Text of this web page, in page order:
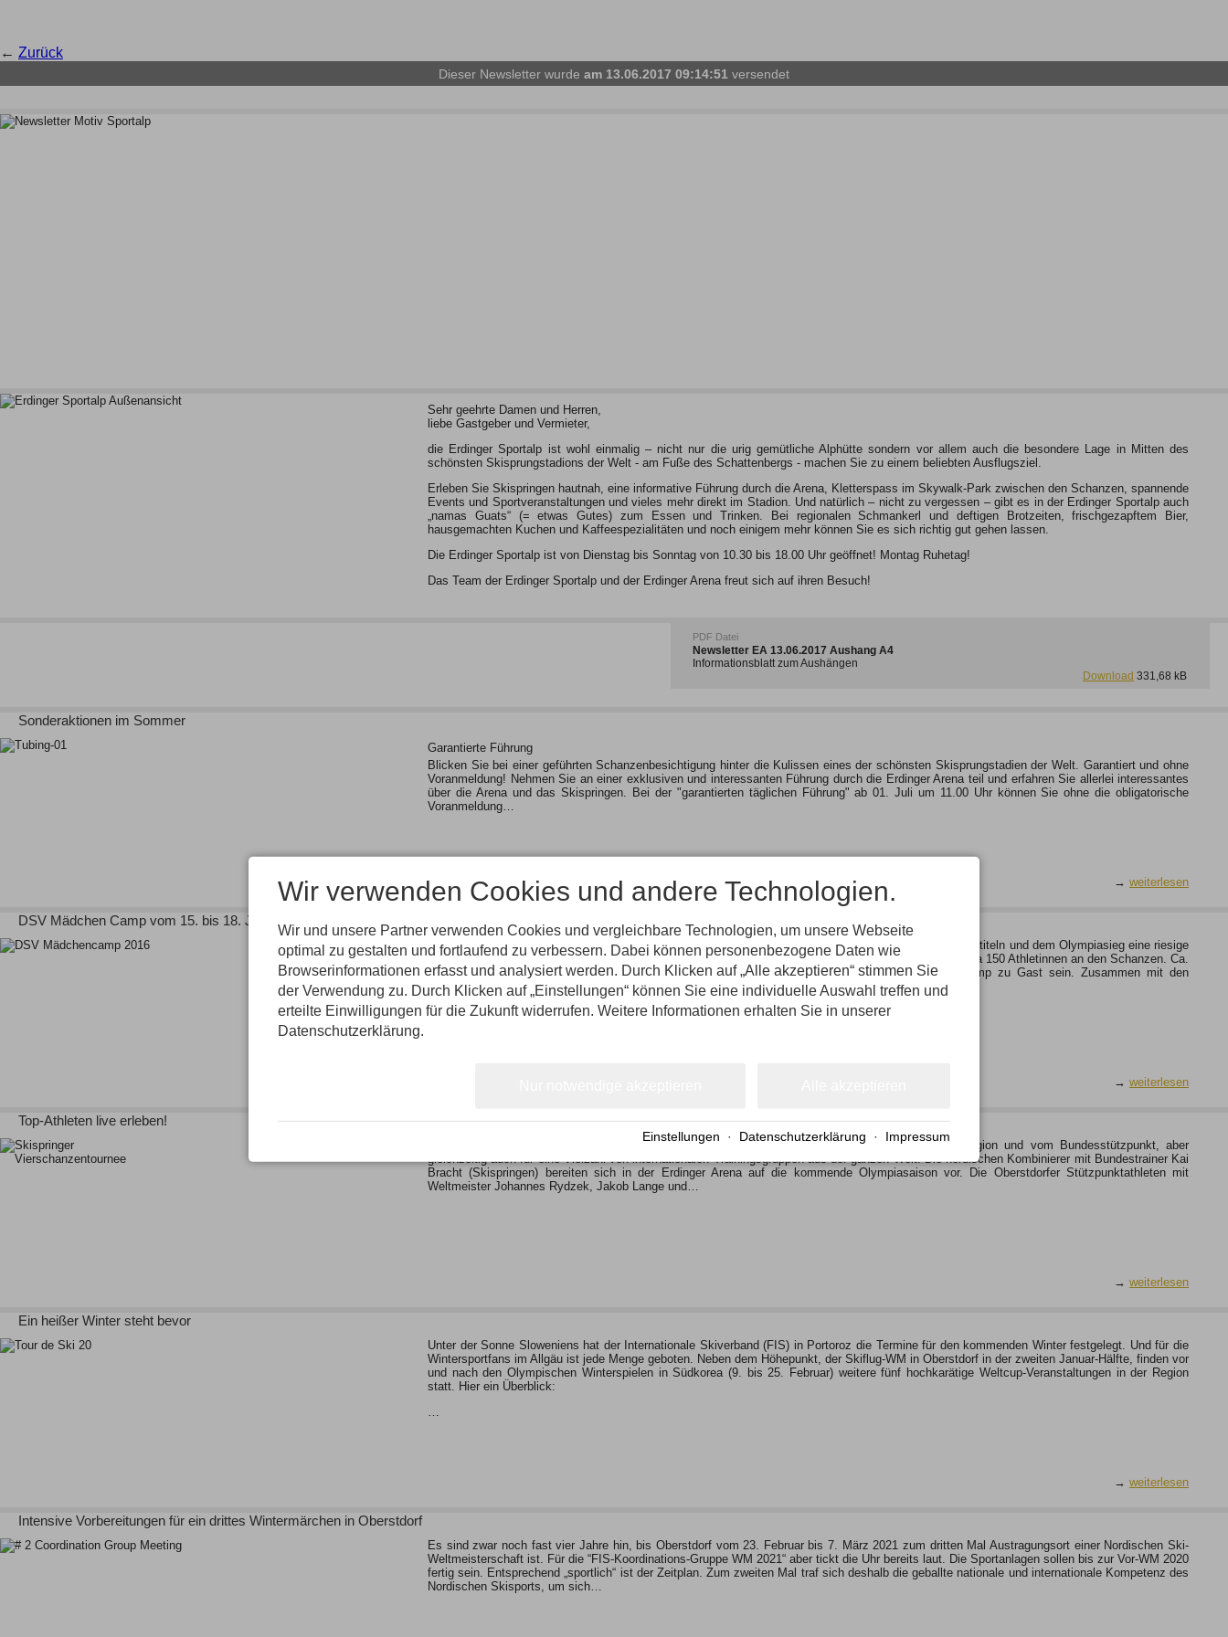
← Zurück
Dieser Newsletter wurde am 13.06.2017 09:14:51 versendet
Sehr geehrte Damen und Herren,
liebe Gastgeber und Vermieter,
die Erdinger Sportalp ist wohl einmalig – nicht nur die urig gemütliche Alphütte sondern vor allem auch die besondere Lage in Mitten des
schönsten Skisprungstadions der Welt - am Fuße des Schattenbergs - machen Sie zu einem beliebten Ausflugsziel.
Erleben Sie Skispringen hautnah, eine informative Führung durch die Arena, Kletterspass im Skywalk-Park zwischen den Schanzen, spannende
Events und Sportveranstaltungen und vieles mehr direkt im Stadion. Und natürlich – nicht zu vergessen – gibt es in der Erdinger Sportalp auch
„namas Guats“ (= etwas Gutes) zum Essen und Trinken. Bei regionalen Schmankerl und deftigen Brotzeiten, frischgezapftem Bier,
hausgemachten Kuchen und Kaffeespezialitäten und noch einigem mehr können Sie es sich richtig gut gehen lassen.
Die Erdinger Sportalp ist von Dienstag bis Sonntag von 10.30 bis 18.00 Uhr geöffnet! Montag Ruhetag!
Das Team der Erdinger Sportalp und der Erdinger Arena freut sich auf ihren Besuch!
PDF Datei
Newsletter EA 13.06.2017 Aushang A4
Informationsblatt zum Aushängen
Download 331,68 kB
Sonderaktionen im Sommer
Garantierte Führung
Blicken Sie bei einer geführten Schanzenbesichtigung hinter die Kulissen eines der schönsten Skisprungstadien der Welt. Garantiert und ohne
Voranmeldung! Nehmen Sie an einer exklusiven und interessanten Führung durch die Erdinger Arena teil und erfahren Sie allerlei interessantes
über die Arena und das Skispringen. Bei der "garantierten täglichen Führung" ab 01. Juli um 11.00 Uhr können Sie ohne die obligatorische
Voranmeldung…
→ weiterlesen
DSV Mädchen Camp vom 15. bis 18. Juni
Auch Mädchen wollen fliegen wie die Adler: „Damenskisprung hat nach Carina Vogts Weltmeisterschaftstiteln und dem Olympiasieg eine riesige
Resonanz erfahren“, freut sich der Nationalcoach Andreas Bauer. Derzeit trainieren deutschlandweit circa 150 Athletinnen an den Schanzen. Ca.
40 dieser jungen Talente werden nun vom 15. bis 18. Juni in Oberstdorf beim DSV Mädchen Camp zu Gast sein. Zusammen mit den
Heimtrainern werden die Trainer des Deutschen…
→ weiterlesen
Top-Athleten live erleben!
Die moderne Skisprunganlage ist zentrale Trainingsstätte für alle Athleten aus Oberstdorf, der Region und vom Bundesstützpunkt, aber
gleichzeitig auch für eine Vielzahl von internationalen Trainingsgruppen aus der ganzen Welt. Die nordischen Kombinierer mit Bundestrainer Kai
Bracht (Skispringen) bereiten sich in der Erdinger Arena auf die kommende Olympiasaison vor. Die Oberstdorfer Stützpunktathleten mit
Weltmeister Johannes Rydzek, Jakob Lange und…
→ weiterlesen
Ein heißer Winter steht bevor
Unter der Sonne Sloweniens hat der Internationale Skiverband (FIS) in Portoroz die Termine für den kommenden Winter festgelegt. Und für die
Wintersportfans im Allgäu ist jede Menge geboten. Neben dem Höhepunkt, der Skiflug-WM in Oberstdorf in der zweiten Januar-Hälfte, finden vor
und nach den Olympischen Winterspielen in Südkorea (9. bis 25. Februar) weitere fünf hochkarätige Weltcup-Veranstaltungen in der Region
statt. Hier ein Überblick:
…
→ weiterlesen
Intensive Vorbereitungen für ein drittes Wintermärchen in Oberstdorf
Es sind zwar noch fast vier Jahre hin, bis Oberstdorf vom 23. Februar bis 7. März 2021 zum dritten Mal Austragungsort einer Nordischen Ski-
Weltmeisterschaft ist. Für die “FIS-Koordinations-Gruppe WM 2021“ aber tickt die Uhr bereits laut. Die Sportanlagen sollen bis zur Vor-WM 2020
fertig sein. Entsprechend „sportlich“ ist der Zeitplan. Zum zweiten Mal traf sich deshalb die geballte nationale und internationale Kompetenz des
Nordischen Skisports, um sich…
Wir verwenden Cookies und andere Technologien.
Wir und unsere Partner verwenden Cookies und vergleichbare Technologien, um unsere Webseite
optimal zu gestalten und fortlaufend zu verbessern. Dabei können personenbezogene Daten wie
Browserinformationen erfasst und analysiert werden. Durch Klicken auf „Alle akzeptieren“ stimmen Sie
der Verwendung zu. Durch Klicken auf „Einstellungen“ können Sie eine individuelle Auswahl treffen und
erteilte Einwilligungen für die Zukunft widerrufen. Weitere Informationen erhalten Sie in unserer
Datenschutzerklärung.
Einstellungen · Datenschutzerklärung · Impressum